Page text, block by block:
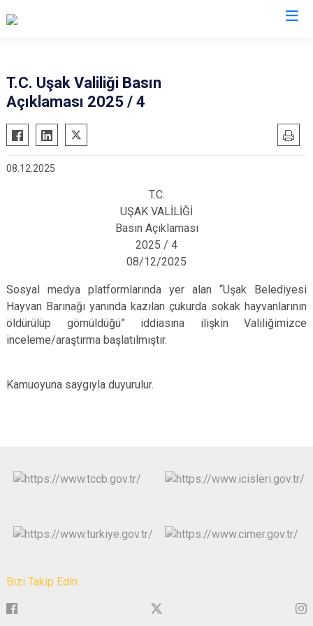
T.C. Uşak Valiliği Basın
Açıklaması 2025 / 4
08.12.2025
T.C.
UŞAK VALİLİĞİ
Basın Açıklaması
2025 / 4
08/12/2025
Sosyal medya platformlarında yer alan “Uşak Belediyesi
Hayvan Barınağı yanında kazılan çukurda sokak hayvanlarının
öldürülüp gömüldüğü” iddiasına ilişkin Valiliğimizce
inceleme/araştırma başlatılmıştır.
Kamuoyuna saygıyla duyurulur.
Bizi Takip Edin